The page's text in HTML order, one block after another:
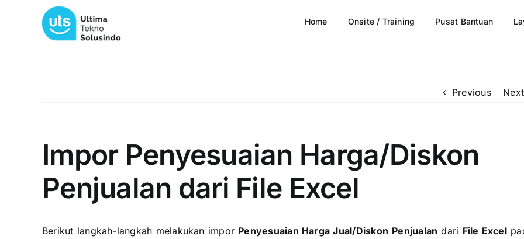
Home Onsite / Training Pusat Bantuan
Previous Next
Impor Penyesuaian Harga/Diskon
Penjualan dari File Excel
Berikut langkah-langkah melakukan impor Penyesuaian Harga Jual/Diskon Penjualan dari File Excel